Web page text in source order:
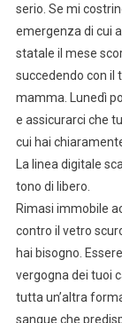
serio. Se mi
emergenza di cui
statale il mese
succedendo con il
mamma. Lunedì
e assicurarci che
cui hai
La linea digitale
tono di libero.
Rimasi immobile
contro il vetro
hai bisogno.
vergogna dei tuoi
tutta un’altra
sangue che